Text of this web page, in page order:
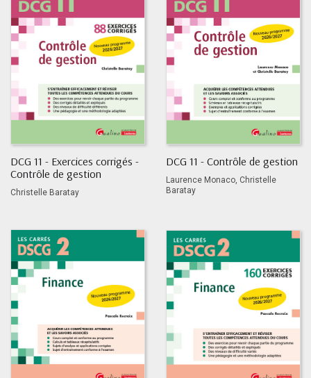
DCG 11 - Exercices corrigés -
Contrôle de gestion
Christelle Baratay
DCG 11 - Contrôle de gestion
Laurence Monaco, Christelle
Baratay